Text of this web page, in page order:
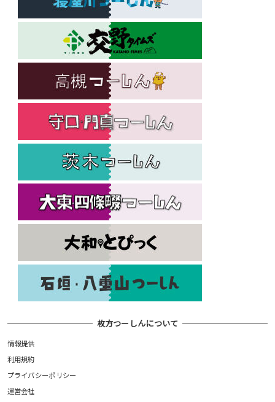
枚方つーしんについて
情報提供
利用規約
プライバシーポリシー
運営会社